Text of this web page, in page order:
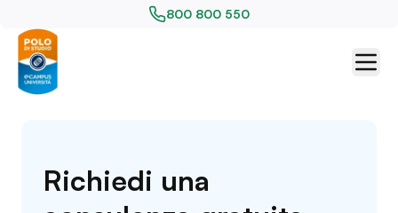
800 800 550
Richiedi una